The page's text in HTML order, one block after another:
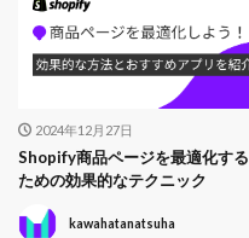
2024年12月27日
Shopify商品ページを最適化する
ための効果的なテクニック
kawahatanatsuha